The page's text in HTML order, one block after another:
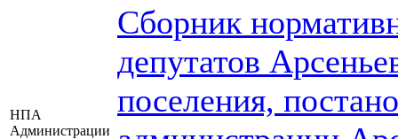
НПА
Администрации
Сборник
депутатов
поселения,